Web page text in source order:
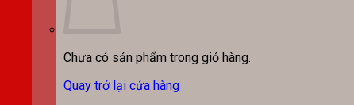
Chưa có sản phẩm trong giỏ hàng.
Quay trở lại cửa hàng